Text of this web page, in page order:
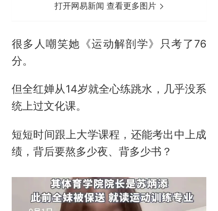
打开网易新闻 查看更多图片
很多人嘲笑她《运动解剖学》只考了76
分。
但全红婵从14岁就全心练跳水，几乎没系
统上过文化课。
短短时间跟上大学课程，还能考出中上成
绩，背后要熬多少夜、背多少书？